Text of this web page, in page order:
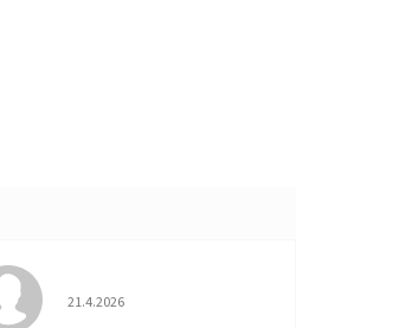
Hodnotenie obchodu je 5 z 5 hviezdičiek.
21.4.2026